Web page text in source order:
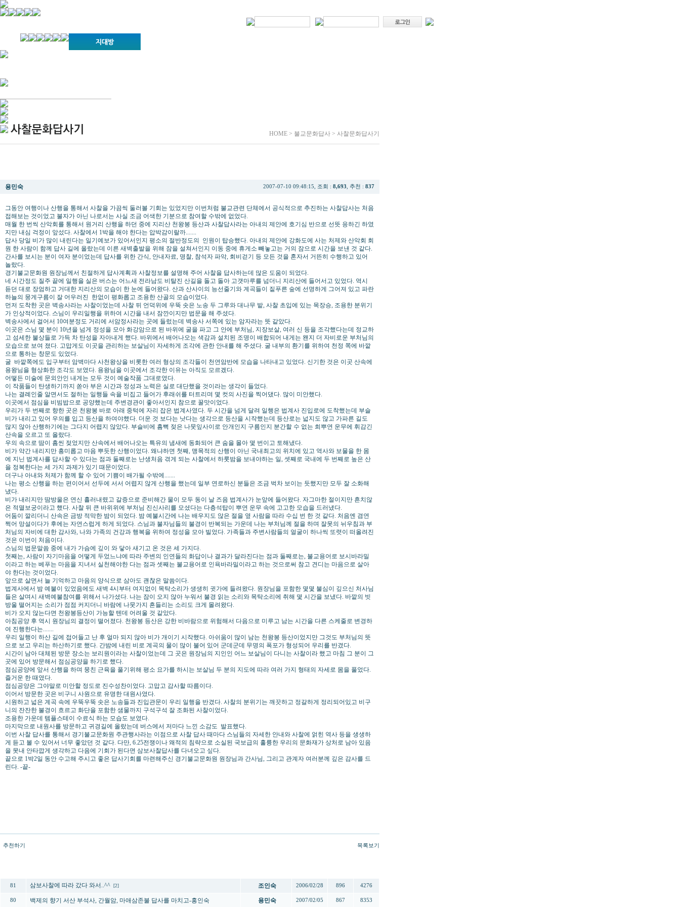
오늘의 일정 HOME > 불교문화답사 > 사찰문화답사기
용민숙 2007-07-10 09:48:15, 조회 : 8,693 , 추천 : 837
그동안 여행이나 산행을 통해서 사찰을 가끔씩 둘러볼 기회는 있었지만 이번처럼 불교관련 단체에서 공식적으로 추진하는 사찰답사는 처음
접해보는 것이었고 불자가 아닌 나로서는 사실 조금 어색한 기분으로 참여할 수밖에 없었다.
매월 한 번씩 산악회를 통해서 원거리 산행을 하던 중에 지리산 천왕봉 등산과 사찰답사라는 아내의 제안에 호기심 반으로 선뜻 응하긴 하였
지만 내심 걱정이 앞섰다. 사찰에서 1박을 해야 한다는 압박감이랄까.......
답사 당일 비가 많이 내린다는 일기예보가 있어서인지 평소의 절반정도의 인원이 탑승했다. 아내의 제안에 강화도에 사는 처제와 산악회 회
원 한 사람이 함께 답사 길에 올랐는데 이른 새벽출발을 위해 잠을 설쳐서인지 이동 중에 휴게소 빼놓고는 거의 잠으로 시간을 보낸 것 같다.
간사를 보시는 분이 여자 분이었는데 답사를 위한 간식, 안내자료, 명찰, 참석자 파악, 회비걷기 등 모든 것을 혼자서 거뜬히 수행하고 있어
놀랐다.
경기불교문화원 원장님께서 친절하게 답사계획과 사찰정보를 설명해 주어 사찰을 답사하는데 많은 도움이 되었다.
네 시간정도 질주 끝에 일행을 실은 버스는 어느새 전라남도 비탈진 산길을 돌고 돌아 고갯마루를 넘더니 지리산에 들어서고 있었다. 역시
듣던 대로 장엄하고 거대한 지리산의 모습이 한 눈에 들어왔다. 산과 산사이의 능선줄기와 계곡들이 짙푸른 숲에 선명하게 그어져 있고 파란
하늘의 뭉게구름이 잘 어우러진 한없이 평화롭고 조용한 산골의 모습이었다.
먼저 도착한 곳은 벽송사라는 사찰이었는데 사찰 뒤 언덕위에 우뚝 솟은 노송 두 그루와 대나무 밭, 사찰 초입에 있는 목장승, 조용한 분위기
가 인상적이었다. 스님이 우리일행을 위하여 시간을 내서 잠깐이지만 법문을 해 주셨다.
벽송사에서 걸어서 10여분정도 거리에 서암정사라는 곳에 들렀는데 벽송사 서쪽에 있는 암자라는 뜻 같았다.
이곳은 스님 몇 분이 10년을 넘게 정성을 모아 화강암으로 된 바위에 굴을 파고 그 안에 부처님, 지장보살, 여러 신 등을 조각했다는데 정교하
고 섬세한 불상들로 가득 차 탄성을 자아내게 했다. 바위에서 배어나오는 색감과 설치된 조명이 배합되어 내게는 왠지 더 자비로운 부처님의
모습으로 보여 졌다. 고맙게도 이곳을 관리하는 보살님이 자세하게 조각에 관한 안내를 해 주셨다. 굴 내부의 환기를 위하여 천정 쪽에 바깥
으로 통하는 창문도 있었다.
굴 바깥쪽에도 입구부터 암벽마다 사천왕상을 비롯한 여러 형상의 조각들이 천연암반에 모습을 나타내고 있었다. 신기한 것은 이곳 산속에
용왕님을 형상화한 조각도 보였다. 용왕님을 이곳에서 조각한 이유는 아직도 모르겠다.
어떻든 미술에 문외안인 내게는 모두 것이 예술작품 그대로였다.
이 작품들이 탄생하기까지 쏟아 부은 시간과 정성과 노력은 실로 대단했을 것이라는 생각이 들었다.
나는 결례인줄 알면서도 절하는 일행들 속을 비집고 들어가 후래쉬를 터트리며 몇 컷의 사진을 찍어댔다. 많이 미안했다.
이곳에서 점심을 비빔밥으로 공양했는데 주변경관이 좋아서인지 참으로 꿀맛이었다.
우리가 두 번째로 향한 곳은 천왕봉 바로 아래 중턱에 자리 잡은 법계사였다. 두 시간을 넘게 달려 일행은 법계사 진입로에 도착했는데 부슬
비가 내리고 있어 우의를 입고 등산을 하여야했다. 더운 것 보다는 낫다는 생각으로 등산을 시작했는데 등산로는 넓지도 않고 가파른 길도
많지 않아 산행하기에는 그다지 어렵지 않았다. 부슬비에 흠뻑 젖은 나뭇잎사이로 안개인지 구름인지 분간할 수 없는 희뿌연 운무에 휘감긴
산속을 오르고 또 올랐다.
우의 속으로 땀이 흠씬 젖었지만 산속에서 배어나오는 특유의 냄새에 동화되어 큰 숨을 몰아 몇 번이고 토해냈다.
비가 약간 내리지만 흥미롭고 마음 뿌듯한 산행이었다. 왜냐하면 첫째, 맹목적의 산행이 아닌 국내최고의 위치에 있고 역사와 보물을 한 몸
에 지닌 법계사를 답사할 수 있다는 점과 둘째로는 난생처음 겪게 되는 사찰에서 하룻밤을 보내야하는 일, 셋째로 국내에 두 번째로 높은 산
을 정복한다는 세 가지 과제가 있기 때문이었다.
더구나 아내와 처제가 함께 할 수 있어 기쁨이 배가될 수밖에.......
나는 평소 산행을 하는 편이어서 선두에 서서 어렵지 않게 산행을 했는데 일부 연로하신 분들은 조금 벅차 보이는 듯했지만 모두 잘 소화해
냈다.
비가 내리지만 땀방울은 연신 흘러내렸고 갈증으로 준비해간 물이 모두 동이 날 즈음 법계사가 눈앞에 들어왔다. 자그마한 절이지만 흔치않
은 적멸보궁이라고 했다. 사찰 뒤 큰 바위위에 부처님 진신사리를 모셨다는 다층석탑이 뿌연 운무 속에 고고한 모습을 드러냈다.
어둠이 깔리더니 산속은 금방 적막한 밤이 되었다. 밤 예불시간에 나는 배우지도 않은 절을 옆 사람을 따라 수십 번 한 것 같다. 처음엔 겸연
쩍어 망설이다가 후에는 자연스럽게 하게 되었다. 스님과 불자님들의 불경이 반복되는 가운데 나는 부처님께 절을 하며 잘못의 뉘우침과 부
처님의 자비에 대한 감사와, 나와 가족의 건강과 행복을 위하여 정성을 모아 빌었다. 가족들과 주변사람들의 얼굴이 하나씩 또렷이 떠올려진
것은 이번이 처음이다.
스님의 법문말씀 중에 내가 가슴에 깊이 와 닿아 새기고 온 것은 세 가지다.
첫째는, 사람이 자기마음을 어떻게 두었느냐에 따라 주변의 인연들의 화답이나 결과가 달라진다는 점과 둘째로는, 불교용어로 보시바라밀
이라고 하는 베푸는 마음을 지녀서 실천해야한 다는 점과 셋째는 불교용어로 인욕바라밀이라고 하는 것으로써 참고 견디는 마음으로 살아
야 한다는 것이었다.
앞으로 살면서 늘 기억하고 마음의 양식으로 삼아도 괜찮은 말씀이다.
법계사에서 밤 예불이 있었음에도 새벽 4시부터 여지없이 목탁소리가 생생히 귓가에 들려왔다. 원장님을 포함한 몇몇 불심이 깊으신 처사님
들은 살며시 새벽예불참여를 위해서 나가셨다. 나는 잠이 오지 않아 누워서 불경 읽는 소리와 목탁소리에 취해 몇 시간을 보냈다. 바깥의 빗
방울 떨어지는 소리가 점점 커지더니 바람에 나뭇가지 흔들리는 소리도 크게 몰려왔다.
비가 오지 않는다면 천왕봉등산이 가능할 텐데 어려울 것 같았다.
아침공양 후 역시 원장님의 결정이 떨어졌다. 천왕봉 등산은 강한 비바람으로 위험해서 다음으로 미루고 남는 시간을 다른 스케줄로 변경하
여 진행한다는.......
우리 일행이 하산 길에 접어들고 난 후 얼마 되지 않아 비가 개이기 시작했다. 아쉬움이 많이 남는 천왕봉 등산이었지만 그것도 부처님의 뜻
으로 보고 우리는 하산하기로 했다. 간밤에 내린 비로 계곡의 물이 많이 불어 있어 군데군데 무명의 폭포가 형성되어 우리를 반겼다.
시간이 남아 대체된 방문 장소는 보리원이라는 사찰이었는데 그 곳은 원장님의 지인인 어느 보살님이 다니는 사찰이라 했고 마침 그 분이 그
곳에 있어 방문해서 점심공양을 하기로 했다.
점심공양에 앞서 산행을 하며 뭉친 근육을 풀기위해 평소 요가를 하시는 보살님 두 분의 지도에 따라 여러 가지 형태의 자세로 몸을 풀었다.
즐거운 한 때였다.
점심공양은 그야말로 미안할 정도로 진수성찬이었다. 고맙고 감사할 따름이다.
이어서 방문한 곳은 비구니 사원으로 유명한 대원사였다.
시원하고 넓은 계곡 속에 우뚝우뚝 솟은 노송들과 진입관문이 우리 일행을 반겼다. 사찰의 분위기는 깨끗하고 정갈하게 정리되어있고 비구
니의 잔잔한 불경이 흐르고 화단을 포함한 샘물까지 구석구석 잘 조화된 사찰이었다.
조용한 가운데 템플스테이 수료식 하는 모습도 보였다.
마지막으로 내원사를 방문하고 귀경길에 올랐는데 버스에서 저마다 느낀 소감도 발표했다.
이번 사찰 답사를 통해서 경기불교문화원 주관행사라는 이점으로 사찰 답사 때마다 스님들의 자세한 안내와 사찰에 얽힌 역사 등을 생생하
게 듣고 볼 수 있어서 너무 좋았던 것 같다. 다만, 6.25전쟁이나 왜적의 침략으로 소실된 국보급의 훌륭한 우리의 문화재가 상처로 남아 있음
을 못내 안타깝게 생각하고 다음에 기회가 된다면 삼보사찰답사를 다녀오고 싶다.
끝으로 1박2일 동안 수고해 주시고 좋은 답사기회를 마련해주신 경기불교문화원 원장님과 간사님, 그리고 관계자 여러분께 깊은 감사를 드
린다. -끝-
추천하기 목록보기
81 삼보사찰에 따라 갔다 와서..^^ [2] 조인숙 2006/02/28 896 4276
80 백제의 향기 서산 부석사, 간월암, 마애삼존불 답사를 마치고-홍인숙 용민숙 2007/02/05 867 8353